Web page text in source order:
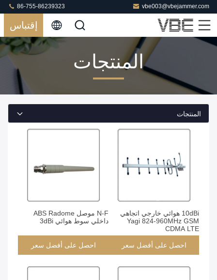
vbe003@vbejammer.com
86-755-86239323
إقتباس
المنتجات
المنتجات
10dBi هوائي خارجي اتجاهي
Yagi 824-960MHz GSM
CDMA LTE
احصل على أفضل سعر
N-F موصل ABS Radome
داخلي سوط هوائي 3dBi
احصل على أفضل سعر